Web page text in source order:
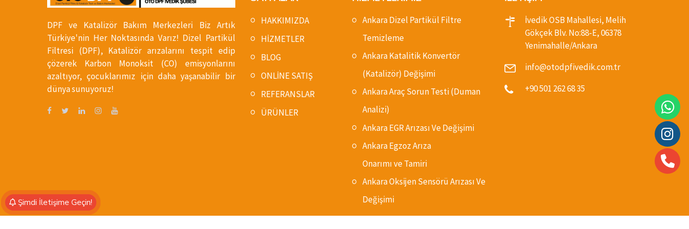
Şimdi İletişime Geçin!
DPF ve Katalizör Bakım Merkezleri Biz Artık
Türkiye'nin Her Noktasında Varız! Dizel Partikül
Filtresi (DPF), Katalizör arızalarını tespit edip
çözerek Karbon Monoksit (CO) emisyonlarını
azaltıyor, çocuklarımız için daha yaşanabilir bir
dünya sunuyoruz!
HAKKIMIZDA
HİZMETLER
BLOG
ONLİNE SATIŞ
REFERANSLAR
ÜRÜNLER
Ankara Dizel Partikül Filtre
Temizleme
Ankara Katalitik Konvertör
(Katalizör) Değişimi
Ankara Araç Sorun Testi (Duman
Analizi)
Ankara EGR Arızası Ve Değişimi
Ankara Egzoz Arıza
Onarımı ve Tamiri
Ankara Oksijen Sensörü Arızası Ve
Değişimi
İvedik OSB Mahallesi, Melih
Gökçek Blv. No:88-E, 06378
Yenimahalle/Ankara
info@otodpfivedik.com.tr
+90 501 262 68 35